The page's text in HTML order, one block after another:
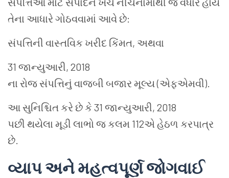
તેના આધારે ગોઠવવામાં આવે છે:
સંપત્તિની વાસ્તવિક ખરીદ કિંમત, અથવા
31 જાન્યુઆરી, 2018
ના રોજ સંપત્તિનું વાજબી બજાર મૂલ્ય (એફએમવી).
આ સુનિશ્ચિત કરે છે કે 31 જાન્યુઆરી, 2018
પછી થયેલા મૂડી લાભો જ કલમ 112એ હેઠળ કરપાત્ર
છે.
વ્યાપઅનેમહત્વપૂર્ણજોગવાઈ